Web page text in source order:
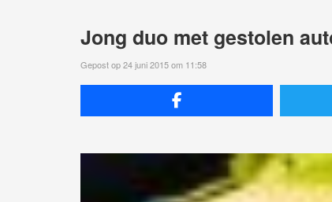
Jong duo met gestolen
Gepost op 24 juni 2015 om 11:58